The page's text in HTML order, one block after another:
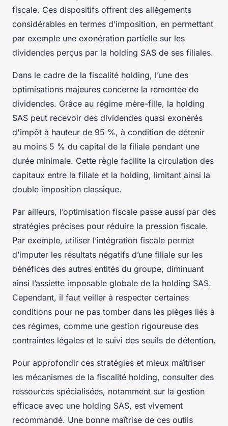
fiscale. Ces dispositifs offrent des allègements
considérables en termes d’imposition, en permettant
par exemple une exonération partielle sur les
dividendes perçus par la holding SAS de ses filiales.
Dans le cadre de la fiscalité holding, l’une des
optimisations majeures concerne la remontée de
dividendes. Grâce au régime mère-fille, la holding
SAS peut recevoir des dividendes quasi exonérés
d'impôt à hauteur de 95 %, à condition de détenir
au moins 5 % du capital de la filiale pendant une
durée minimale. Cette règle facilite la circulation des
capitaux entre la filiale et la holding, limitant ainsi la
double imposition classique.
Par ailleurs, l’optimisation fiscale passe aussi par des
stratégies précises pour réduire la pression fiscale.
Par exemple, utiliser l’intégration fiscale permet
d’imputer les résultats négatifs d’une filiale sur les
bénéfices des autres entités du groupe, diminuant
ainsi l’assiette imposable globale de la holding SAS.
Cependant, il faut veiller à respecter certaines
conditions pour ne pas tomber dans les pièges liés à
ces régimes, comme une gestion rigoureuse des
contraintes légales et le suivi des seuils de détention.
Pour approfondir ces stratégies et mieux maîtriser
les mécanismes de la fiscalité holding, consulter des
ressources spécialisées, notamment sur la gestion
efficace avec une holding SAS, est vivement
recommandé. Une bonne maîtrise de ces outils